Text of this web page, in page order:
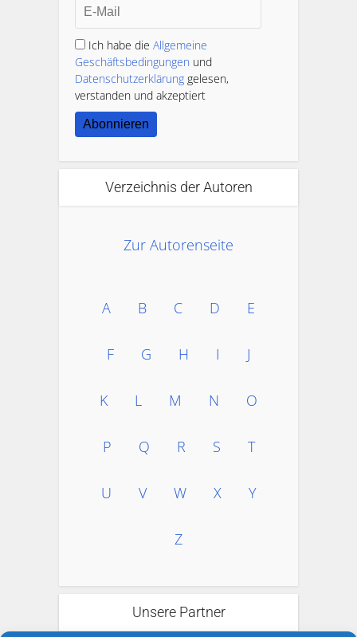
Ich habe die Allgemeine
Geschäftsbedingungen und
Datenschutzerklärung gelesen,
verstanden und akzeptiert
Abonnieren
Verzeichnis der Autoren
Zur Autorenseite
A B C D E
F G H I J
K L M N O
P Q R S T
U V W X Y
Z
Unsere Partner